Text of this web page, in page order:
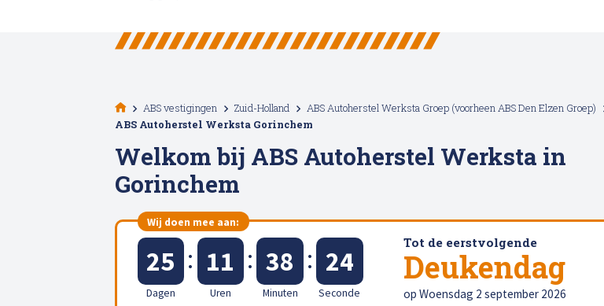
ABS vestigingen Zuid-Holland
ABS Autoherstel Werksta Groep (voorheen ABS Den Elzen Groep)
ABS Autoherstel Werksta Gorinchem
Welkom bij ABS Autoherstel Werksta in
Gorinchem
Wij doen mee aan:
25
Dagen
: 11
Uren
: 38
Minuten
: 23
Seconde
Tot de eerstvolgende
Deukendag
op Woensdag 2 september 2026